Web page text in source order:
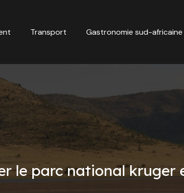
Transport Gastronomie sud-africaine
le parc national kruger